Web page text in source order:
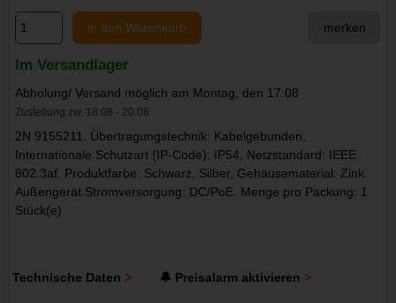
in den Warenkorb merken
Im Versandlager
Abholung/ Versand möglich am Montag, den 17.08
Zustellung zw. 18.08 - 20.08
2N 9155211. Übertragungstechnik: Kabelgebunden,
Internationale Schutzart (IP-Code): IP54, Netzstandard: IEEE
802.3af. Produktfarbe: Schwarz, Silber, Gehäusematerial: Zink.
Außengerät Stromversorgung: DC/PoE. Menge pro Packung: 1
Stück(e)
Technische Daten 🔔 Preisalarm aktivieren